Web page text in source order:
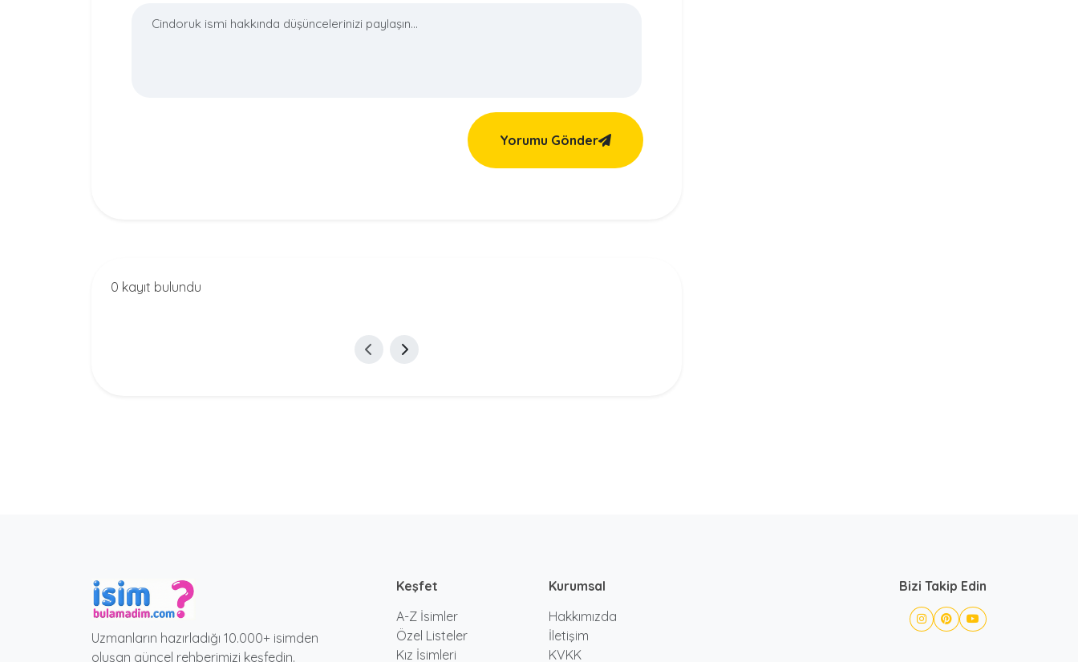
Yorumu Gönder
0 kayıt bulundu
Uzmanların hazırladığı 10.000+ isimden
oluşan güncel rehberimizi keşfedin.
Keşfet
A-Z İsimler
Özel Listeler
Kız İsimleri
Kurumsal
Hakkımızda
İletişim
KVKK
Bizi Takip Edin